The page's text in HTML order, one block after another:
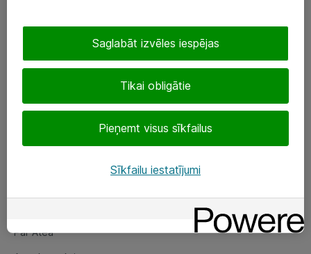
eShop@atea.lv
Sekojiet mums
Par Atea
Par Atea
Tikai obligātie
Pieņemt visus sīkfailus
Saglabāt izvēles iespējas
Sīkfailu iestatījumi